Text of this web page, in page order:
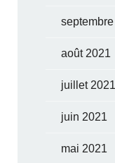
août 2021
juillet 2021
juin 2021
mai 2021